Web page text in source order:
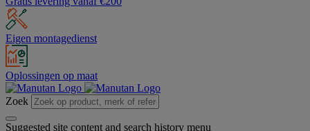
Eigen montagedienst
Oplossingen op maat
Zoek
Suggested site content and search history menu